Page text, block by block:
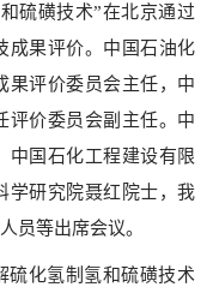
硫磺技术”在北京通过
成果评价。中国石油化
果评价委员会主任，中
评价委员会副主任。中
中国石化工程建设有限
学研究院聂红院士， 我
员等出席会议。
硫化氢制氢和硫磺技术